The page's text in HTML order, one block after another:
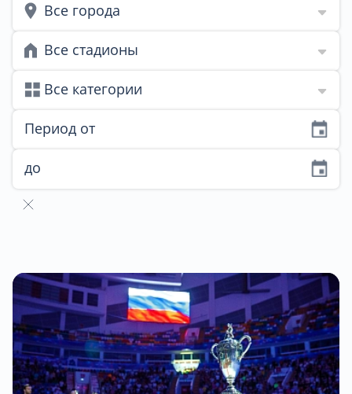
Все города
Все стадионы
Все категории
Период от
до